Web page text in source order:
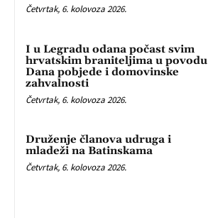
Četvrtak, 6. kolovoza 2026.
I u Legradu odana počast svim
hrvatskim braniteljima u povodu
Dana pobjede i domovinske
zahvalnosti
Četvrtak, 6. kolovoza 2026.
Druženje članova udruga i
mladeži na Batinskama
Četvrtak, 6. kolovoza 2026.